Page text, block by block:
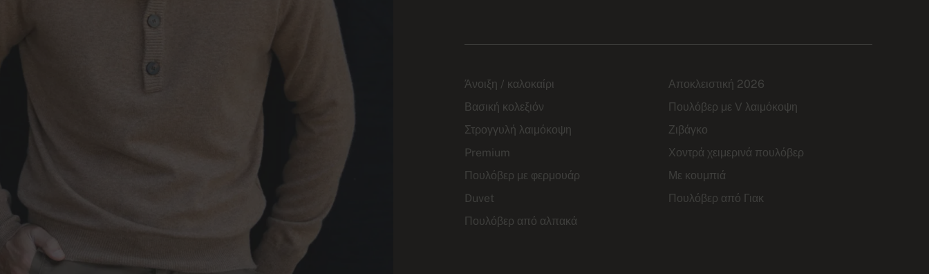
Άνοιξη / καλοκαίρι
Αποκλειστική 2026
Βασική κολεξιόν
Πουλόβερ με V λαιμόκοψη
Στρογγυλή λαιμόκοψη
Ζιβάγκο
Premium
Χοντρά χειμερινά πουλόβερ
Πουλόβερ με φερμουάρ
Με κουμπιά
Duvet
Πουλόβερ από Γιακ
Πουλόβερ από αλπακά